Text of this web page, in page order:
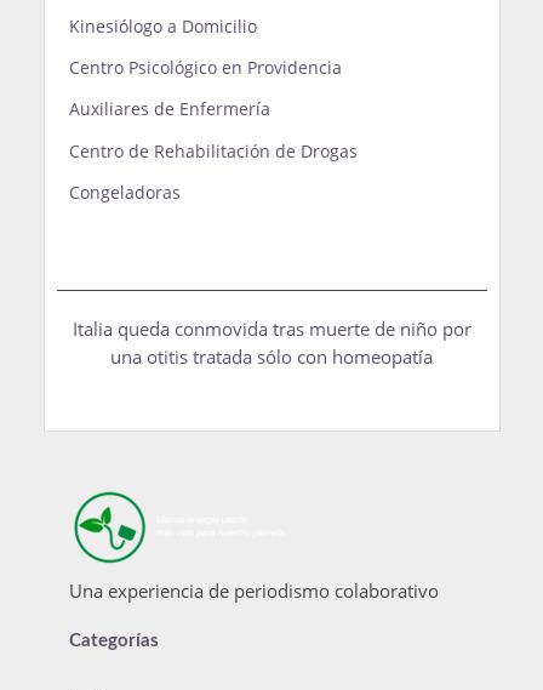
Kinesiólogo a Domicilio
Centro Psicológico en Providencia
Auxiliares de Enfermería
Centro de Rehabilitación de Drogas
Congeladoras
Italia queda conmovida tras muerte de niño por
una otitis tratada sólo con homeopatía
Una experiencia de periodismo colaborativo
Categorías